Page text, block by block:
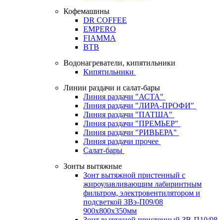
Кофемашины
DR COFFEE
EMPERO
FIAMMA
BTB
Водонагреватели, кипятильники
Кипятильники
Линии раздачи и салат-бары
Линия раздачи "АСТА"
Линия раздачи "ЛИРА-ПРОФИ"
Линия раздачи "ПАТША"
Линия раздачи "ПРЕМЬЕР"
Линия раздачи "РИВЬЕРА"
Линия раздачи прочее
Салат-бары
Зонты вытяжные
Зонт вытяжной пристенный с
жироулавливающим лабиринтным
фильтром, электровентилятором и
подсветкой ЗВэ-П09/08
900х800х350мм